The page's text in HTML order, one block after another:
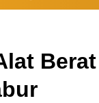
Berat